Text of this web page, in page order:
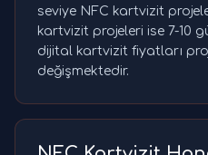
seviye NFC kartvizit
kartvizit projeleri ise 7-10
dijital kartvizit fiyatları
değişmektedir.